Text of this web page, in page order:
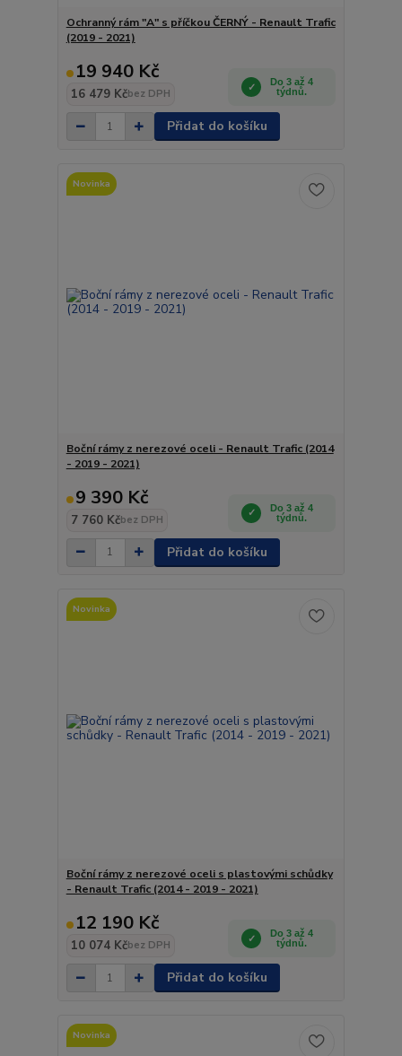
Ochranný rám "A" s příčkou ČERNÝ - Renault Trafic
(2019 - 2021)
19 940 Kč
16 479 Kčbez DPH
Do 3 až 4
týdnů.
Přidat do košíku
Novinka
Boční rámy z nerezové oceli - Renault Trafic (2014
- 2019 - 2021)
9 390 Kč
7 760 Kčbez DPH
Do 3 až 4
týdnů.
Přidat do košíku
Novinka
Boční rámy z nerezové oceli s plastovými schůdky
- Renault Trafic (2014 - 2019 - 2021)
12 190 Kč
10 074 Kčbez DPH
Do 3 až 4
týdnů.
Přidat do košíku
Novinka